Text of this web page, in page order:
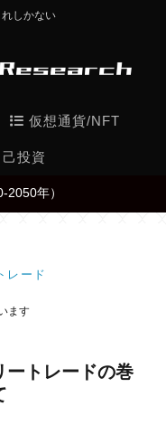
しかない
仮想通貨/NFT
投資
2050年）
レード
ます
ートレードの巻